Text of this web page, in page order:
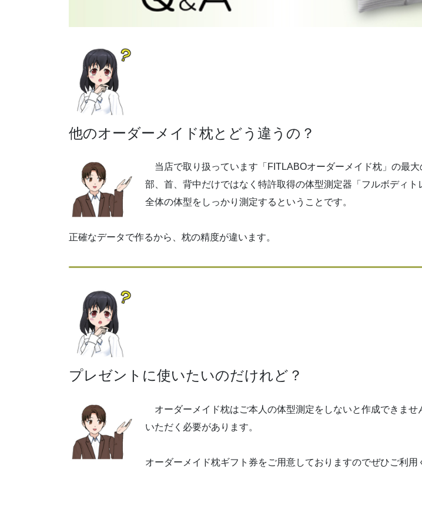
他のオーダーメイド枕とどう違うの？
当店で取り扱っています「FITLABOオーダーメイド枕」の最大
部、首、背中だけではなく特許取得の体型測定器「フルボディト
全体の体型をしっかり測定するということです。
正確なデータで作るから、枕の精度が違います。
プレゼントに使いたいのだけれど？
オーダーメイド枕はご本人の体型測定をしないと作成できませ
いただく必要があります。
オーダーメイド枕ギフト券をご用意しておりますのでぜひご利用